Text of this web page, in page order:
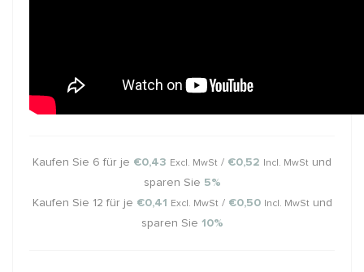
Kaufen Sie 6 für je €0,43 Excl. MwSt / €0,52 Incl. MwSt und
sparen Sie 5%
Kaufen Sie 12 für je €0,41 Excl. MwSt/ €0,50 Incl. MwStund
sparen Sie 10%